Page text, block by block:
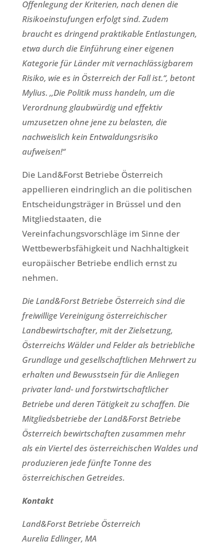
Offenlegung der Kriterien, nach denen die
Risikoeinstufungen erfolgt sind. Zudem
braucht es dringend praktikable Entlastungen,
etwa durch die Einführung einer eigenen
Kategorie für Länder mit vernachlässigbarem
Risiko, wie es in Österreich der Fall ist.‘‘, betont
Mylius. ‚‚Die Politik muss handeln, um die
Verordnung glaubwürdig und effektiv
umzusetzen ohne jene zu belasten, die
nachweislich kein Entwaldungsrisiko
aufweisen!‘‘
Die Land&Forst Betriebe Österreich
appellieren eindringlich an die politischen
Entscheidungsträger in Brüssel und den
Mitgliedstaaten, die
Vereinfachungsvorschläge im Sinne der
Wettbewerbsfähigkeit und Nachhaltigkeit
europäischer Betriebe endlich ernst zu
nehmen.
Die Land&Forst Betriebe Österreich sind die
freiwillige Vereinigung österreichischer
Landbewirtschafter, mit der Zielsetzung,
Österreichs Wälder und Felder als betriebliche
Grundlage und gesellschaftlichen Mehrwert zu
erhalten und Bewusstsein für die Anliegen
privater land- und forstwirtschaftlicher
Betriebe und deren Tätigkeit zu schaffen. Die
Mitgliedsbetriebe der Land&Forst Betriebe
Österreich bewirtschaften zusammen mehr
als ein Viertel des österreichischen Waldes und
produzieren jede fünfte Tonne des
österreichischen Getreides.
Kontakt
Land&Forst Betriebe Österreich
Aurelia Edlinger, MA